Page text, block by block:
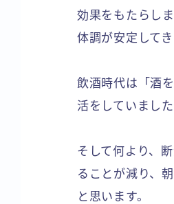
効果をもたらし
体調が安定してき
飲酒時代は「酒
活をしていまし
そして何より、
ることが減り、
と思います。